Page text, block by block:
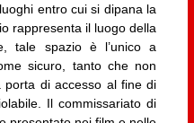
entro cui si dipana la
rappresenta il luogo della
tale spazio è l’unico a
sicuro, tanto che non
porta di accesso al fine di
Il commissariato di